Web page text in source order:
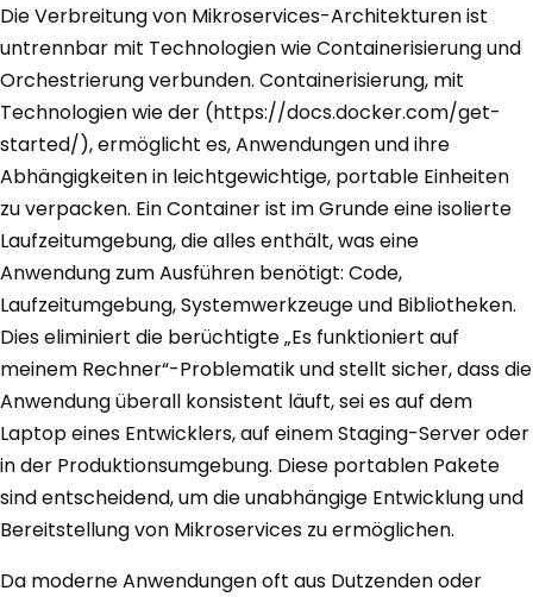
Die Verbreitung von Mikroservices-Architekturen ist
untrennbar mit Technologien wie Containerisierung und
Orchestrierung verbunden. Containerisierung, mit
Technologien wie der (https://docs.docker.com/get-
started/), ermöglicht es, Anwendungen und ihre
Abhängigkeiten in leichtgewichtige, portable Einheiten
zu verpacken. Ein Container ist im Grunde eine isolierte
Laufzeitumgebung, die alles enthält, was eine
Anwendung zum Ausführen benötigt: Code,
Laufzeitumgebung, Systemwerkzeuge und Bibliotheken.
Dies eliminiert die berüchtigte „Es funktioniert auf
meinem Rechner“-Problematik und stellt sicher, dass die
Anwendung überall konsistent läuft, sei es auf dem
Laptop eines Entwicklers, auf einem Staging-Server oder
in der Produktionsumgebung. Diese portablen Pakete
sind entscheidend, um die unabhängige Entwicklung und
Bereitstellung von Mikroservices zu ermöglichen.
Da moderne Anwendungen oft aus Dutzenden oder